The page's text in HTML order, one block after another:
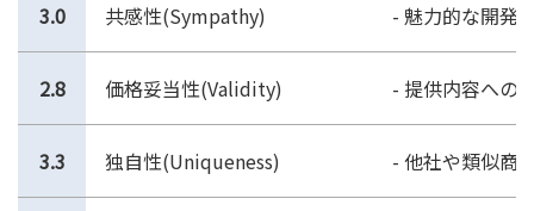
3.0 共感性(Sympathy) - 魅力的な開発
2.8 価格妥当性(Validity) - 提供内容への
3.3 独自性(Uniqueness) - 他社や類似商